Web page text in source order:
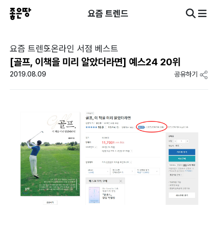
요즘 트렌드
요즘 트렌드온라인 서점 베스트
[골프, 이책을 미리 알았더라면] 예스24 20위
2019.08.09 공유하기